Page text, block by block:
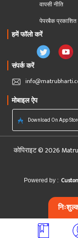
वापसी नीति
पेपरबैक
हमें फॉलो करें
संपर्क करें
मोबाइल ऐप
Download On App
कोपिराइट © 2026
Powered by :